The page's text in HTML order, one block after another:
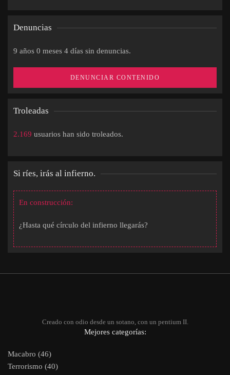
Denuncias
9 años 0 meses 4 días sin denuncias.
DENUNCIAR CONTENIDO
Troleadas
2.169 usuarios han sido troleados.
Si ríes, irás al infierno.
En construcción:
¿Hasta qué círculo del infierno llegarás?
Creado con odio desde un sotano, con un pentium II.
Mejores categorías:
Macabro (46)
Terrorismo (40)